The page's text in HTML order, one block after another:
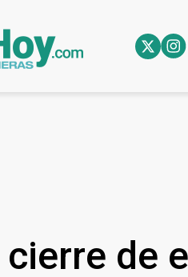
de